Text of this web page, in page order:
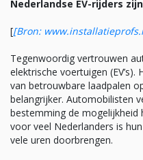
Nederlandse EV-rijders
[[Bron:
Tegenwoordig vertrouwen
elektrische voertuigen
van betrouwbare laadpalen
belangrijker. Automobilisten
bestemming de mogelijkheid
voor veel Nederlanders is
vele uren doorbrengen.